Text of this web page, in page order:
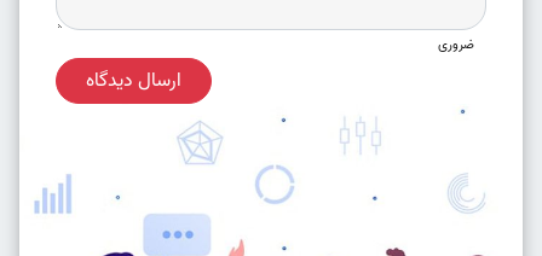
ضروری
ارسال دیدگاه